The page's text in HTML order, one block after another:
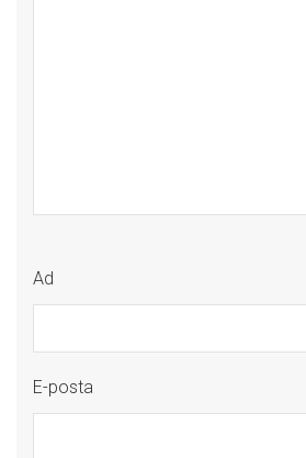
Ad
E-posta